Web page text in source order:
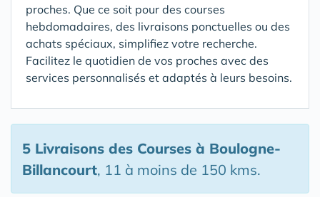
proches. Que ce soit pour des courses
hebdomadaires, des livraisons ponctuelles ou des
achats spéciaux, simplifiez votre recherche.
Facilitez le quotidien de vos proches avec des
services personnalisés et adaptés à leurs besoins.
5 Livraisons des Courses à Boulogne-
Billancourt, 11 à moins de 150 kms.